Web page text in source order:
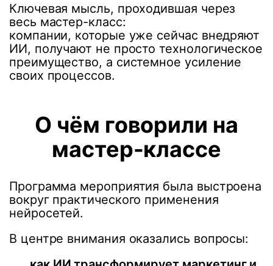
Ключевая мысль, проходившая через
весь мастер-класс:
компании, которые уже сейчас внедряют
ИИ, получают не просто технологическое
преимущество, а системное усиление
своих процессов.
О чём говорили на
мастер-классе
Программа мероприятия была выстроена
вокруг практического применения
нейросетей.
В центре внимания оказались вопросы: